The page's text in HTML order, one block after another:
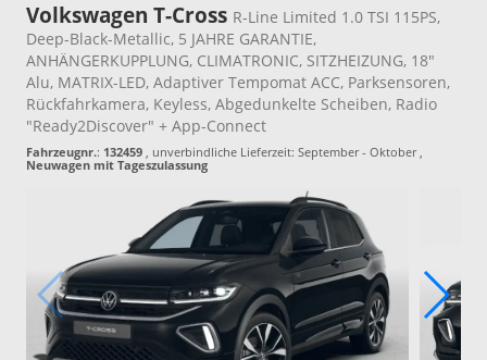
Volkswagen T-Cross R-Line Limited 1.0 TSI 115PS,
Deep-Black-Metallic, 5 JAHRE GARANTIE,
ANHÄNGERKUPPLUNG, CLIMATRONIC, SITZHEIZUNG, 18"
Alu, MATRIX-LED, Adaptiver Tempomat ACC, Parksensoren,
Rückfahrkamera, Keyless, Abgedunkelte Scheiben, Radio
"Ready2Discover" + App-Connect
Fahrzeugnr.: 132459 , unverbindliche Lieferzeit: September - Oktober ,
Neuwagen mit Tageszulassung